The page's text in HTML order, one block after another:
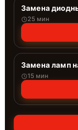
Замена
25 мин
Замена ламп
15 мин